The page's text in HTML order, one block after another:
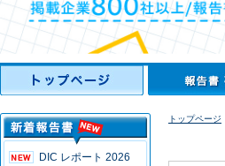
DIC レポート 2026
トップページ